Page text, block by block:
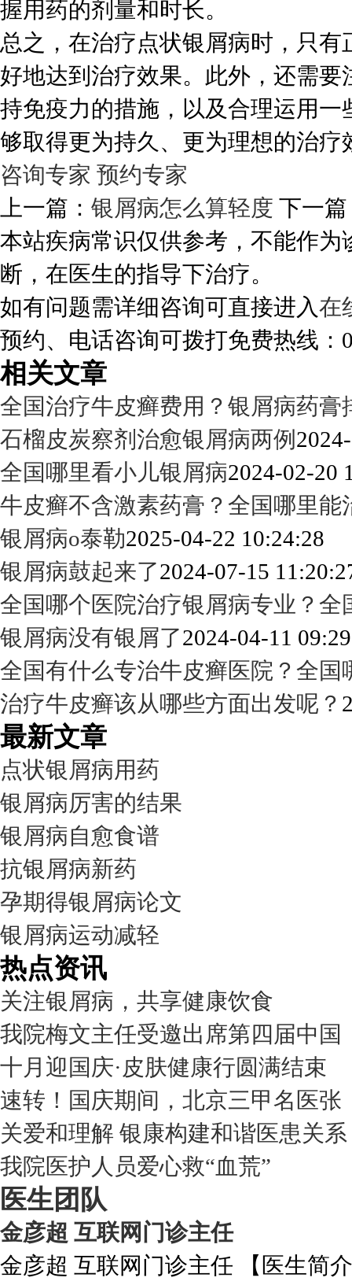
握用药的剂量和时长。
总之，在治疗点状银屑病时，只
好地达到治疗效果。此外，还需
持免疫力的措施，以及合理运用
够取得更为持久、更为理想的治疗
咨询专家 预约专家
上一篇： 银屑病怎么算轻度 下一
本站疾病常识仅供参考，不能作
断，在医生的指导下治疗。
如有问题需详细咨询可直接进入在
预约、电话咨询可拨打免费热线：
相关文章
全国治疗牛皮癣费用？银屑病药膏
石榴皮炭察剂治愈银屑病两例
全国哪里看小儿银屑病2024-02-20
牛皮癣不含激素药膏？全国哪里能
银屑病o泰勒2025-04-22 10:24:28
银屑病鼓起来了2024-07-15
全国哪个医院治疗银屑病专业？全
银屑病没有银屑了2024-04-11
全国有什么专治牛皮癣医院？全国
治疗牛皮癣该从哪些方面出发呢？
最新文章
点状银屑病用药
银屑病厉害的结果
银屑病自愈食谱
抗银屑病新药
孕期得银屑病论文
银屑病运动减轻
热点资讯
关注银屑病，共享健康饮食
我院梅文主任受邀出席第四届中国
十月迎国庆·皮肤健康行圆满结束
速转！国庆期间，北京三甲名医张
关爱和理解 银康构建和谐医患关系
我院医护人员爱心救“血荒”
医生团队
金彦超 互联网门诊主任
金彦超 互联网门诊主任 【医生简